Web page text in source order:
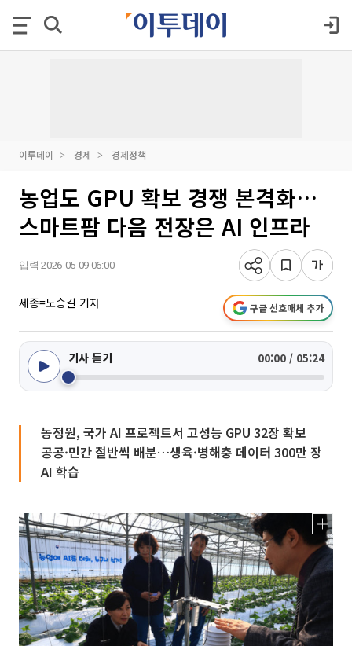
이투데이 경제 경제정책
농업도 GPU 확보 경쟁 본격화…
스마트팜 다음 전장은 AI 인프라
입력 2026-05-09 06:00
세종=노승길 기자 구글 선호매체 추가
기사 듣기 00:00 / 05:24
농정원, 국가 AI 프로젝트서 고성능 GPU 32장 확보
공공·민간 절반씩 배분…생육·병해충 데이터 300만 장
AI 학습